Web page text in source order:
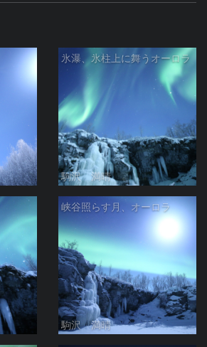
氷瀑、氷柱上に舞うオーロラ
駒沢 満晴
峡谷照らす月、オーロラ
駒沢 満晴